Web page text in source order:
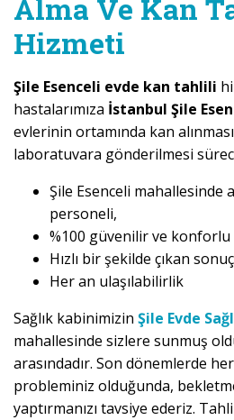
Alma Ve Kan
Hizmeti
Şile Esenceli evde kan tahlili
hastalarımıza İstanbul Şile
evlerinin ortamında kan
laboratuvara gönderilmesi
Şile Esenceli mahallesinde
personeli,
%100 güvenilir ve
Hızlı bir şekilde çıkan
Her an ulaşılabilirlik
Sağlık kabinimizin Şile Evde
mahallesinde sizlere sunmuş
arasındadır. Son dönemlerde
probleminiz olduğunda,
yaptırmanızı tavsiye ederiz.